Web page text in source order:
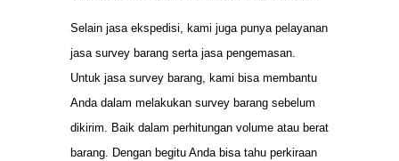
Selain jasa ekspedisi, kami juga punya pelayanan
jasa survey barang serta jasa pengemasan.
Untuk jasa survey barang, kami bisa membantu
Anda dalam melakukan survey barang sebelum
dikirim. Baik dalam perhitungan volume atau berat
barang. Dengan begitu Anda bisa tahu perkiraan